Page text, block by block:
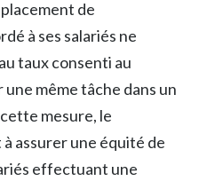
de
à ses salariés ne
taux consenti au
même tâche dans un
mesure, le
assurer une équité de
effectuant une